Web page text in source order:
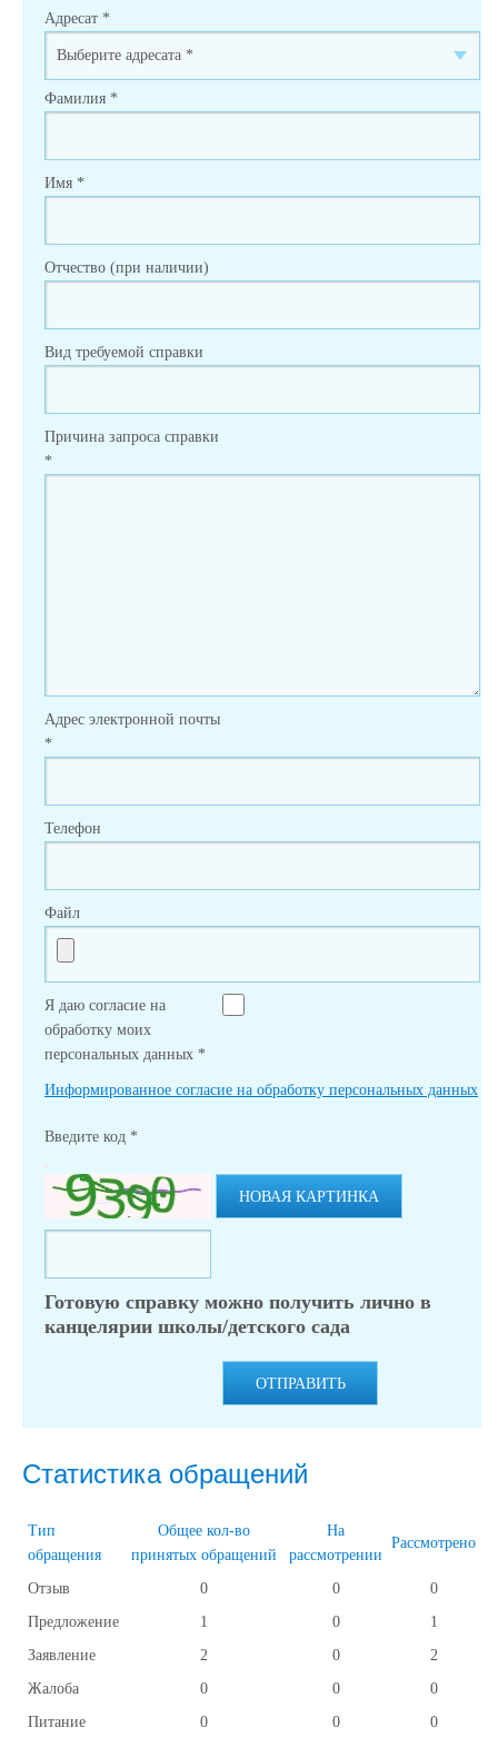
Адресат *
Фамилия *
Имя *
Отчество (при наличии)
Вид требуемой справки
Причина запроса справки
*
Адрес электронной почты
*
Телефон
Файл
Я даю согласие на
обработку моих
персональных данных *
Информированное согласие на обработку персональных данных
Введите код *
НОВАЯ КАРТИНКА
Готовую справку можно получить лично в
канцелярии школы/детского сада
ОТПРАВИТЬ
Статистика обращений
Тип
обращения
Общее кол-во
принятых обращений
На
рассмотрении
Рассмотрено
Отзыв 0 0
0
Предложение
1 0
1
Заявление
2 0
2
Жалоба
0 0
0
Питание
0 0 0